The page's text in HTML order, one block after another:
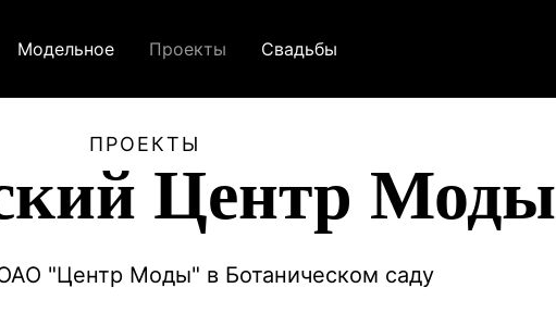
Модельное Проекты Свадьбы
ПРОЕКТЫ
Центр Моды
"Центр Моды" в Ботаническом саду